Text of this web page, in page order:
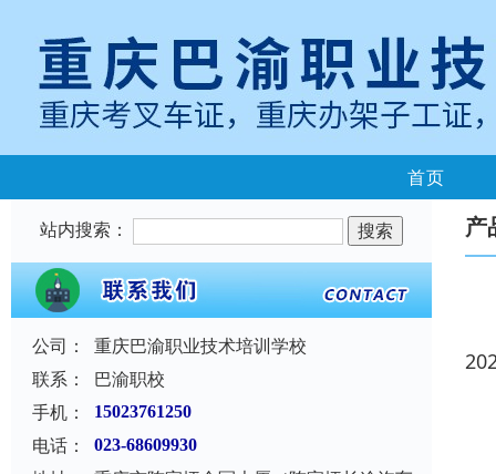
首页
站内搜索：
公司：
重庆巴渝职业技术培训学校
联系：
巴渝职校
手机：
15023761250
电话： 023-68609930
产